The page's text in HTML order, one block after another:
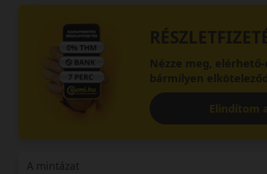
Nézze meg,
bármilyen
Elindítom
A mintázat